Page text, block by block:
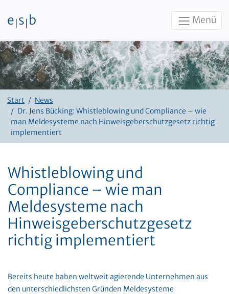
Zum Inhalt
e s b Menü
Start
News
Dr. Jens Bücking: Whistleblowing und Compliance – wie
man Meldesysteme nach Hinweisgeberschutzgesetz richtig
implementiert
Whistleblowing und
Compliance – wie man
Meldesysteme nach
Hinweisgeberschutzgesetz
richtig implementiert
Bereits heute haben weltweit agierende Unternehmen aus
den unterschiedlichsten Gründen Meldesysteme